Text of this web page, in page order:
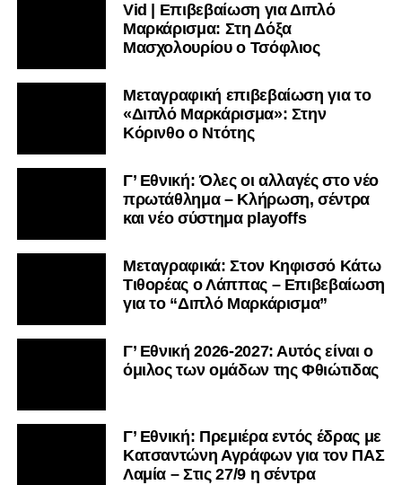
Vid | Επιβεβαίωση για Διπλό
Μαρκάρισμα: Στη Δόξα
Μασχολουρίου ο Τσόφλιος
Μεταγραφική επιβεβαίωση για το
«Διπλό Μαρκάρισμα»: Στην
Κόρινθο ο Ντότης
Γ’ Εθνική: Όλες οι αλλαγές στο νέο
πρωτάθλημα – Κλήρωση, σέντρα
και νέο σύστημα playoffs
Μεταγραφικά: Στον Κηφισσό Κάτω
Τιθορέας ο Λάππας – Επιβεβαίωση
για το “Διπλό Μαρκάρισμα”
Γ’ Εθνική 2026-2027: Αυτός είναι ο
όμιλος των ομάδων της Φθιώτιδας
Γ’ Εθνική: Πρεμιέρα εντός έδρας με
Κατσαντώνη Αγράφων για τον ΠΑΣ
Λαμία – Στις 27/9 η σέντρα